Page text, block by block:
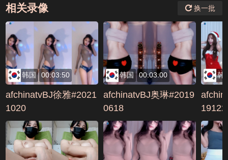
相关录像 换一批
韩国 00:03:50
afchinatvBJ徐雅#2021
1020
韩国 00:03:00
afchinatvBJ奥琳#2019
0618
韩